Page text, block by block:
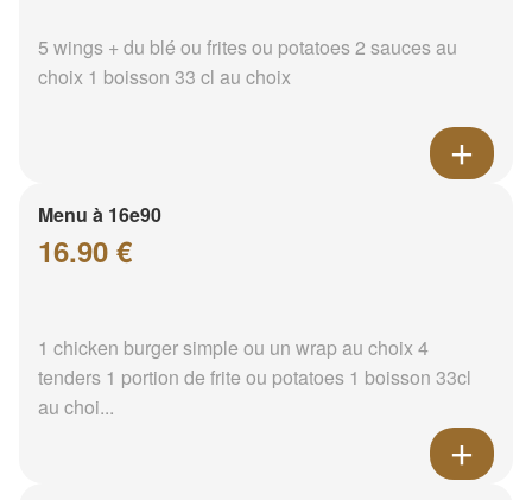
5 wings + du blé ou frites ou potatoes 2 sauces au
choix 1 boisson 33 cl au choix
Menu à 16e90
16.90 €
1 chicken burger simple ou un wrap au choix 4
tenders 1 portion de frite ou potatoes 1 boisson 33cl
au choi...